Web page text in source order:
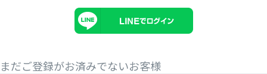
まだご登録がお済みでないお客様